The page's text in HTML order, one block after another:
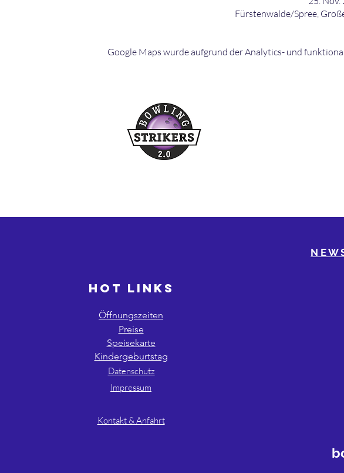
Fürstenwalde/Spree,
Google Maps wurde aufgrund der Analytics- und
HOT LINKS
Öffnungszeiten
Preise
Speisekarte
Kindergeburtstag
Datenschutz
Impressum
Kontakt & Anfahrt